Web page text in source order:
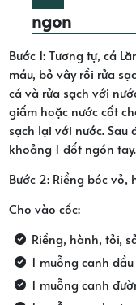
ngon
Bước 1: Tương tự, cá
máu, bỏ vây rồi rửa
cá và rửa sạch với
giấm hoặc nước cốt
sạch lại với nước.
khoảng 1 đốt ngón tay.
Bước 2: Riềng bóc vỏ,
Cho vào cốc:
Riềng, hành, tỏi,
1 muỗng canh dầu
1 muỗng canh